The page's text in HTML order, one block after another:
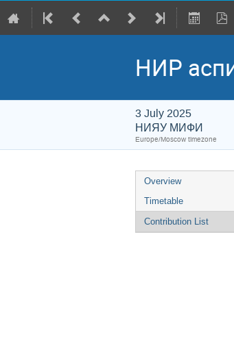
НИР
3 July 2025
НИЯУ МИФИ
Europe/Moscow timezone
Overview
Timetable
Contribution List